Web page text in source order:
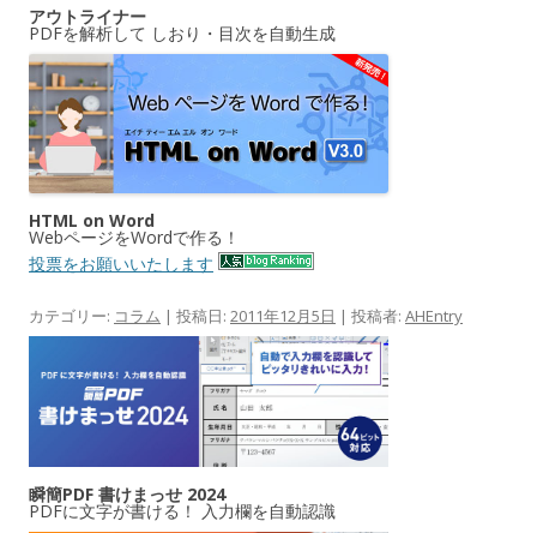
アウトライナー
PDFを解析して しおり・目次を自動生成
HTML on Word
WebページをWordで作る！
投票をお願いいたします
カテゴリー: コラム | 投稿日: 2011年12月5日 | 投稿者: AHEntry
瞬簡PDF 書けまっせ 2024
PDFに文字が書ける！ 入力欄を自動認識